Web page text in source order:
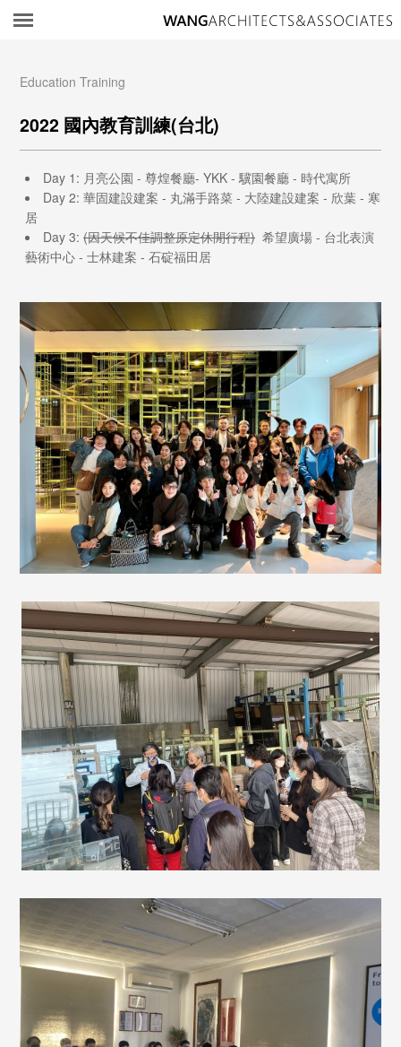
Education Training
2022 國內教育訓練(台北)
Day 1: 月亮公園 - 尊煌餐廳- YKK - 驥園餐廳 - 時代寓所
Day 2: 華固建設建案 - 丸滿手路菜 - 大陸建設建案 - 欣葉 - 寒
居
Day 3: (因天候不佳調整原定休閒行程) 希望廣場 - 台北表演
藝術中心 - 士林建案 - 石碇福田居